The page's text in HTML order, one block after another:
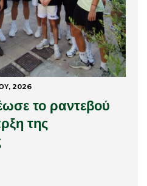
2026
το ραντεβού
της